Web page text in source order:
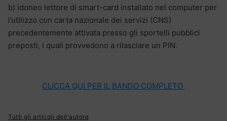
b) idoneo lettore di smart-card installato nel computer per
l’utilizzo con carta nazionale dei servizi (CNS)
precedentemente attivata presso gli sportelli pubblici
preposti, i quali provvedono a rilasciare un PIN.
CLICCA QUI PER IL BANDO COMPLETO
Tutti gli articoli dell'autore